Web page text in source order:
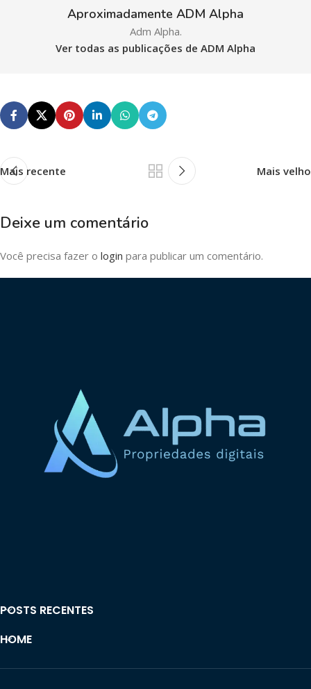
Aproximadamente ADM Alpha
Adm Alpha.
Ver todas as publicações de ADM Alpha
Mais recente Mais velho
Deixe um comentário
Você precisa fazer o login para publicar um comentário.
POSTS RECENTES
HOME